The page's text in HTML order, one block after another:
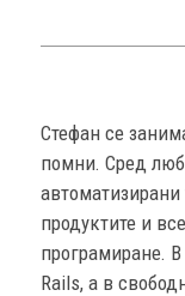
Стефан се
помни. Сред
автоматизирани
продуктите и
програмиране.
Rails, а в